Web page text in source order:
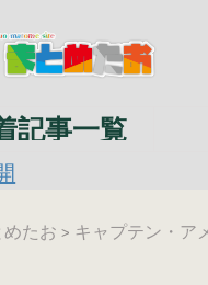
記事一覧
たお > キャプテン・ア